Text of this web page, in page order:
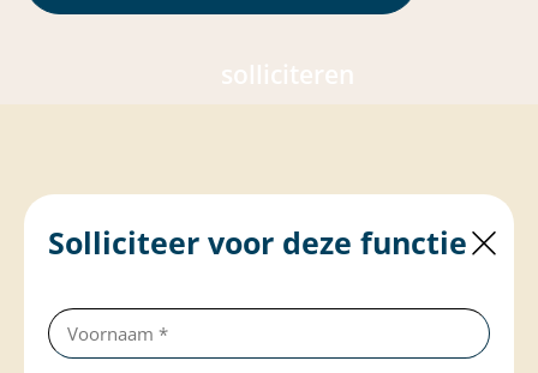
solliciteren
Solliciteer voor deze functie
Voornaam
(verplicht)